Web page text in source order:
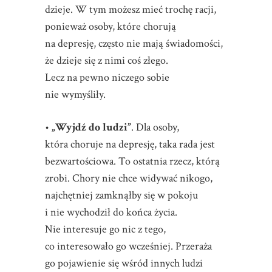
dzieje. W tym możesz mieć trochę racji,
ponieważ osoby, które chorują
na depresję, często nie mają świadomości,
że dzieje się z nimi coś złego.
Lecz na pewno niczego sobie
nie wymyśliły.
• „Wyjdź do ludzi”. Dla osoby,
która choruje na depresję, taka rada jest
bezwartościowa. To ostatnia rzecz, którą
zrobi. Chory nie chce widywać nikogo,
najchętniej zamknąłby się w pokoju
i nie wychodził do końca życia.
Nie interesuje go nic z tego,
co interesowało go wcześniej. Przeraża
go pojawienie się wśród innych ludzi